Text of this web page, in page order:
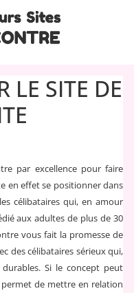
LE SITE DE
par excellence pour faire
en effet se positionner dans
célibataires qui, en amour
aux adultes de plus de 30
vous fait la promesse de
des célibataires sérieux qui,
Si le concept peut
de mettre en relation